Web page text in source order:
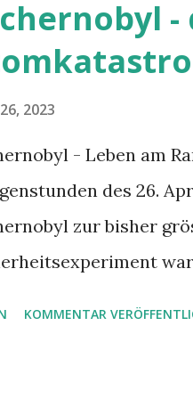
unter der mit
orange. «Ich
Auch
2023
- Leben am
des 26.
zur bisher
KOMMENTAR